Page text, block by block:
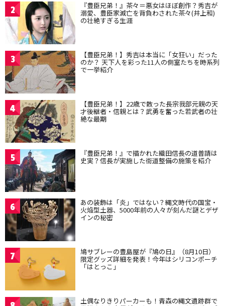
2 『豊臣兄弟！』茶々＝悪女はほぼ創作？秀吉が
溺愛、豊臣家滅亡を背負わされた茶々(井上和)
の壮絶すぎる生涯
3 【豊臣兄弟！】秀吉は本当に「女狂い」だった
のか？ 天下人を彩った11人の側室たちを時系列
で一挙紹介
4 【豊臣兄弟！】22歳で散った長宗我部元親の天
才後継者・信親とは？武勇を奮った若武者の壮
絶な最期
5 『豊臣兄弟！』で描かれた織田信長の道普請は
史実？信長が実施した街道整備の施策を紹介
6 あの装飾は「炎」ではない？縄文時代の国宝・
火焔型土器、5000年前の人々が刻んだ謎とデザ
インの秘密
7 鳩サブレーの豊島屋が『鳩の日』（8月10日）
限定グッズ詳細を発表！今年はシリコンポーチ
「はとっこ」
土偶なりきりパーカーも！青森の縄文遺跡群で